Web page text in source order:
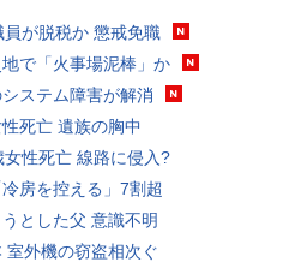
員が脱税か 懲戒免職
で「火事場泥棒」か
ステム障害が解消
死亡 遺族の胸中
性死亡 線路に侵入?
房を控える」7割超
とした父 意識不明
室外機の窃盗相次ぐ